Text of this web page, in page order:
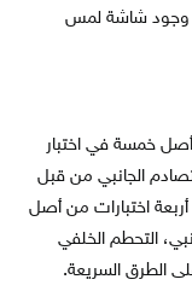
وجود شاشة لمس
نجوم من أصل خمسة في اختبار
الجانبي من قبل
أربعة اختبارات من أصل
التحطم الخلفي
الطرق السريعة.